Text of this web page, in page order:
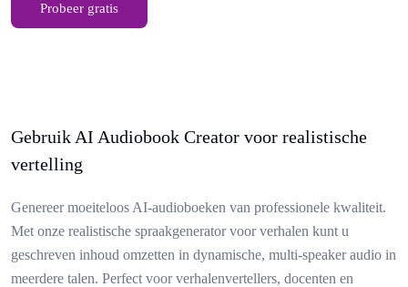
Probeer gratis
Gebruik AI Audiobook Creator voor realistische
vertelling
Genereer moeiteloos AI-audioboeken van professionele kwaliteit.
Met onze realistische spraakgenerator voor verhalen kunt u
geschreven inhoud omzetten in dynamische, multi-speaker audio in
meerdere talen. Perfect voor verhalenvertellers, docenten en